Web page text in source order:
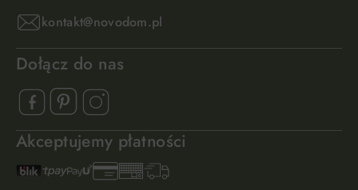
kontakt@novodom.pl
Dołącz do nas
Akceptujemy płatności